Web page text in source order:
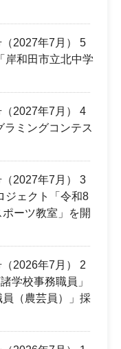
2027年7月） 5
岸和田市立北中学
2027年7月） 4
ラミングコンテス
2027年7月） 3
ジェクト「令和8
ーツ教室」を開
2026年7月） 2
学校事務職員」
員（農芸員）」採